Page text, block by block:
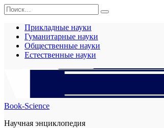
Перейти
к
содержанию
Search
for:
Прикладные науки
Гуманитарные науки
Общественные науки
Естественные науки
Book-Science
Научная энциклопедия